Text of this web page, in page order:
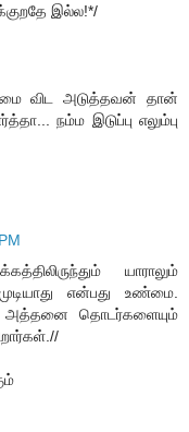
இல்ல!*/
விட அடுத்தவன் தான்
நம்ம இடுப்பு எலும்பு
யாராலும்
என்பது உண்மை.
அத்தனை தொடர்களையும்